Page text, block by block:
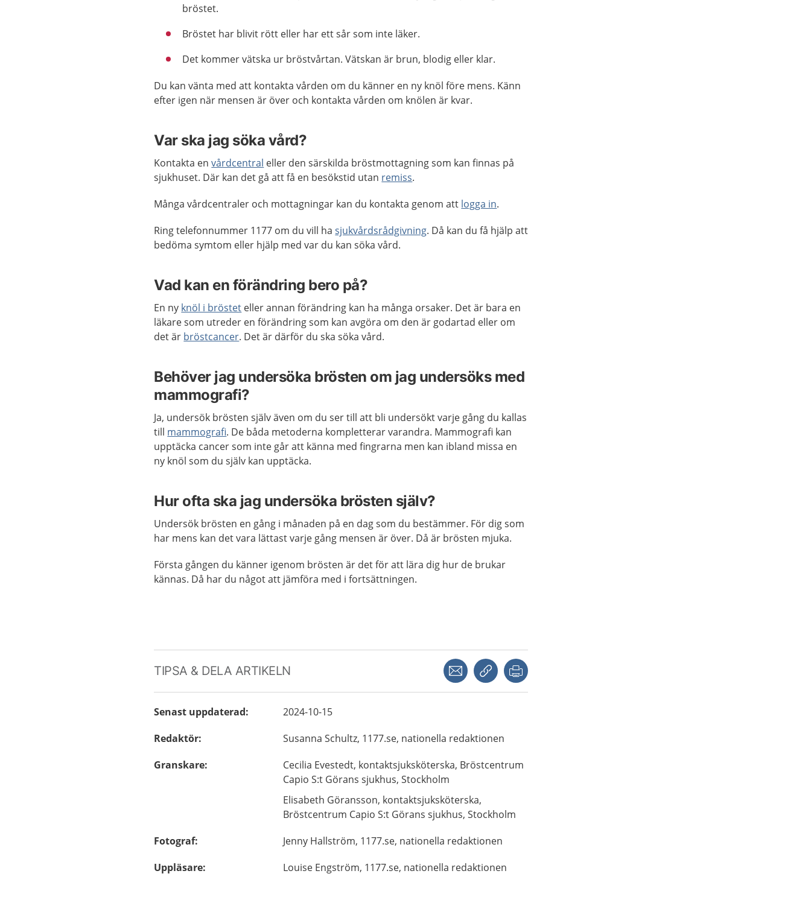
bröstet.
Bröstet har blivit rött eller har ett sår som inte läker.
Det kommer vätska ur bröstvårtan. Vätskan är brun, blodig eller klar.
Du kan vänta med att kontakta vården om du känner en ny knöl före mens. Känn
efter igen när mensen är över och kontakta vården om knölen är kvar.
Var ska jag söka vård?
Kontakta envårdcentral eller den särskilda bröstmottagning som kan finnas på
sjukhuset. Där kan det gå att få en besökstid utan remiss.
Många vårdcentraler och mottagningar kan du kontakta genom att logga in.
Ring telefonnummer 1177 om du vill hasjukvårdsrådgivning. Då kan du få hjälp att
bedöma symtom eller hjälp med var du kan söka vård.
Vad kan en förändring bero på?
En ny knöl i bröstet eller annan förändring kan ha många orsaker. Det är bara en
läkare som utreder en förändring som kan avgöra om den är godartad eller om
det är bröstcancer. Det är därför du ska söka vård.
Behöver jag undersöka brösten om jag undersöks med
mammografi?
Ja, undersök brösten själv även om du ser till att bli undersökt varje gång du kallas
till mammografi. De båda metoderna kompletterar varandra. Mammografi kan
upptäcka cancer som inte går att känna med fingrarna men kan ibland missa en
ny knöl som du själv kan upptäcka.
Hur ofta ska jag undersöka brösten själv?
Undersök brösten en gång i månaden på en dag som du bestämmer. För dig som
har mens kan det vara lättast varje gång mensen är över. Då är brösten mjuka.
Första gången du känner igenom brösten är det för att lära dig hur de brukar
kännas. Då har du något att jämföra med i fortsättningen.
TIPSA & DELA ARTIKELN Dela via mejlKopiera länk
Senast uppdaterad:
2024-10-15
Redaktör: Susanna Schultz, 1177.se, nationella redaktionen
Granskare: Cecilia Evestedt, kontaktsjuksköterska, Bröstcentrum
Capio S:t Görans sjukhus, Stockholm
Elisabeth Göransson, kontaktsjuksköterska,
Bröstcentrum Capio S:t Görans sjukhus, Stockholm
Fotograf: Jenny Hallström, 1177.se, nationella redaktionen
Uppläsare: Louise Engström, 1177.se, nationella redaktionen